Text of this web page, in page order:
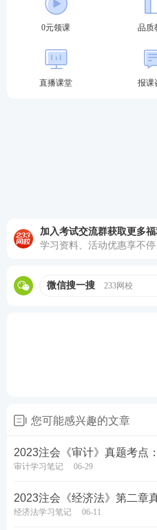
国家赔偿
的诉讼时
或者应当知道国家机关及
为侵犯其人身权、财产权
制人身自由期间不计算在内
B.当事人一方向义务人提
D.当事人一方同意履行义务
冲刺 资料：注会思维导图
免费题库： 100套CPA
2023CPA考试冲刺试题合集
0元领课 品质
直播课堂 报课
加入考试交流群获取更多福
学习资料、活动优惠享不停
微信搜一搜 233网校
您可能感兴趣的文章
2023注会《审计》真题考点
审计学习笔记 06-29
2023注会《经济法》第二章
经济法学习笔记 06-11